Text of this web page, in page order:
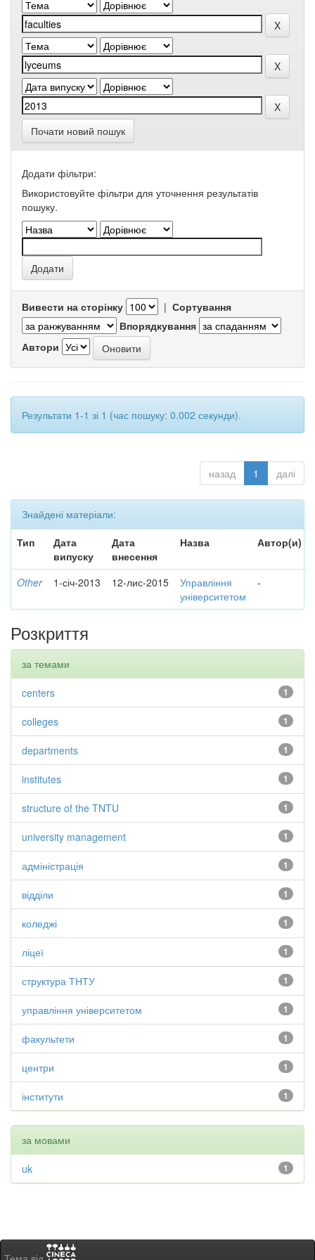
Почати новий пошук
Додати фільтри:
Використовуйте фільтри для уточнення результатів
пошуку.
Вивести на сторінку | Сортування
Впорядкування
Автори
Результати 1-1 зі 1 (час пошуку: 0.002 секунди).
назад 1 далі
Знайдені матеріали:
Тип
Дата
випуску
Дата
внесення
Назва Автор(и)
Other 1-січ-2013 12-лис-2015
Управління
університетом
-
Розкриття
за темами
1
centers
1
colleges
1
departments
1
institutes
1
structure of the TNTU
1
university management
1
адміністрація
1
відділи
1
коледжі
1
ліцеї
1
структура ТНТУ
1
управління університетом
1
факультети
1
центри
1
інститути
за мовами
1
uk